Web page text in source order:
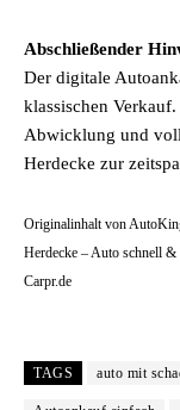
Abschließender
Der digitale
klassischen
Abwicklung und
Herdecke zur
Originalinhalt von
Herdecke – Auto schnell &
Carpr.de
TAGS auto mit